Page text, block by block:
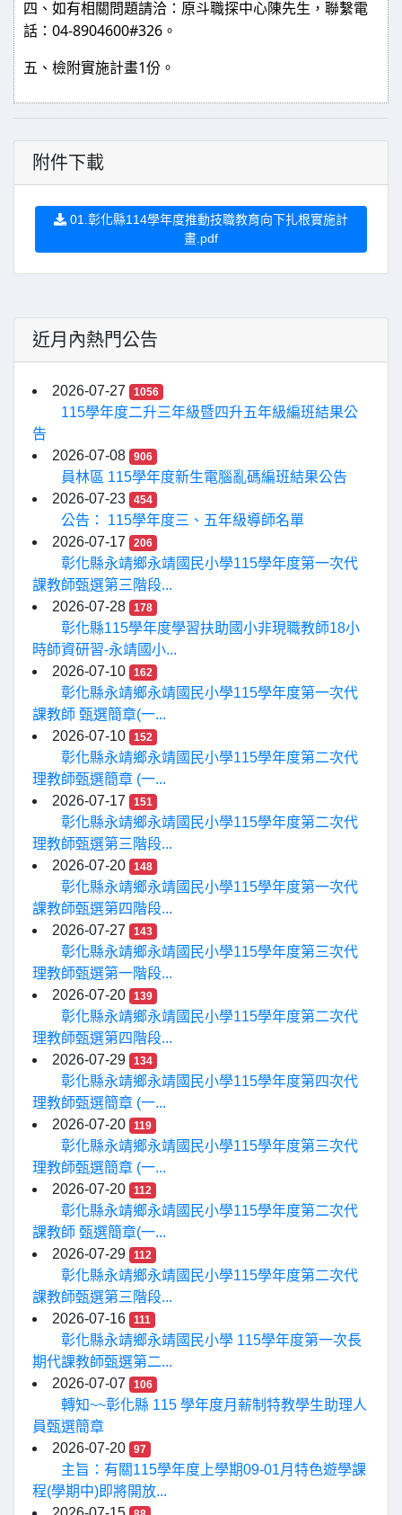
四、如有相關問題請洽：原斗職探中心陳先生，聯繫電
話： 04-8904600#326 。
五、檢附實施計畫1份。
附件下載
01.彰化縣114學年度推動技職教育向下扎根實施計
畫.pdf
近月內熱門公告
2026-07-27 1056
115學年度二升三年級暨四升五年級編班結果公
告
2026-07-08
906
員林區 115學年度新生電腦亂碼編班結果公告
2026-07-23
454
公告： 115學年度三、五年級導師名單
2026-07-17
206
彰化縣永靖鄉永靖國民小學115學年度第一次代
課教師甄選第三階段...
2026-07-28
178
彰化縣115學年度學習扶助國小非現職教師18小
時師資研習-永靖國小...
2026-07-10
162
彰化縣永靖鄉永靖國民小學115學年度第一次代
課教師 甄選簡章(一...
2026-07-10
152
彰化縣永靖鄉永靖國民小學115學年度第二次代
理教師甄選簡章 (一...
2026-07-17
151
彰化縣永靖鄉永靖國民小學115學年度第二次代
理教師甄選第三階段...
2026-07-20
148
彰化縣永靖鄉永靖國民小學115學年度第一次代
課教師甄選第四階段...
2026-07-27
143
彰化縣永靖鄉永靖國民小學115學年度第三次代
理教師甄選第一階段...
2026-07-20
139
彰化縣永靖鄉永靖國民小學115學年度第二次代
理教師甄選第四階段...
2026-07-29
134
彰化縣永靖鄉永靖國民小學115學年度第四次代
理教師甄選簡章 (一...
2026-07-20
119
彰化縣永靖鄉永靖國民小學115學年度第三次代
理教師甄選簡章 (一...
2026-07-20
112
彰化縣永靖鄉永靖國民小學115學年度第二次代
課教師 甄選簡章(一...
2026-07-29
112
彰化縣永靖鄉永靖國民小學115學年度第二次代
課教師甄選第三階段...
2026-07-16
111
彰化縣永靖鄉永靖國民小學 115學年度第一次長
期代課教師甄選第二...
2026-07-07
106
轉知~~彰化縣 115 學年度月薪制特教學生助理人
員甄選簡章
2026-07-20
97
主旨：有關115學年度上學期09-01月特色遊學課
程(學期中)即將開放...